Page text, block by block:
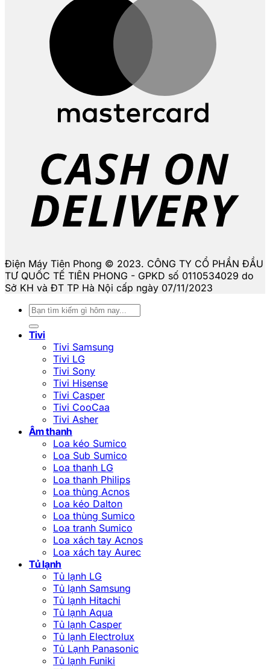
Điện Máy Tiên Phong © 2023. CÔNG TY CỔ PHẦN ĐẦU
TƯ QUỐC TẾ TIÊN PHONG - GPKD số 0110534029 do
Sở KH và ĐT TP Hà Nội cấp ngày 07/11/2023
Tìm
kiếm:
Tivi
Tivi Samsung
Tivi LG
Tivi Sony
Tivi Hisense
Tivi Casper
Tivi CooCaa
Tivi Asher
Âm thanh
Loa kéo Sumico
Loa Sub Sumico
Loa thanh LG
Loa thanh Philips
Loa thùng Acnos
Loa kéo Dalton
Loa thùng Sumico
Loa tranh Sumico
Loa xách tay Acnos
Loa xách tay Aurec
Tủ lạnh
Tủ lạnh LG
Tủ lạnh Samsung
Tủ lạnh Hitachi
Tủ lạnh Aqua
Tủ lạnh Casper
Tủ lạnh Electrolux
Tủ Lạnh Panasonic
Tủ lạnh Funiki